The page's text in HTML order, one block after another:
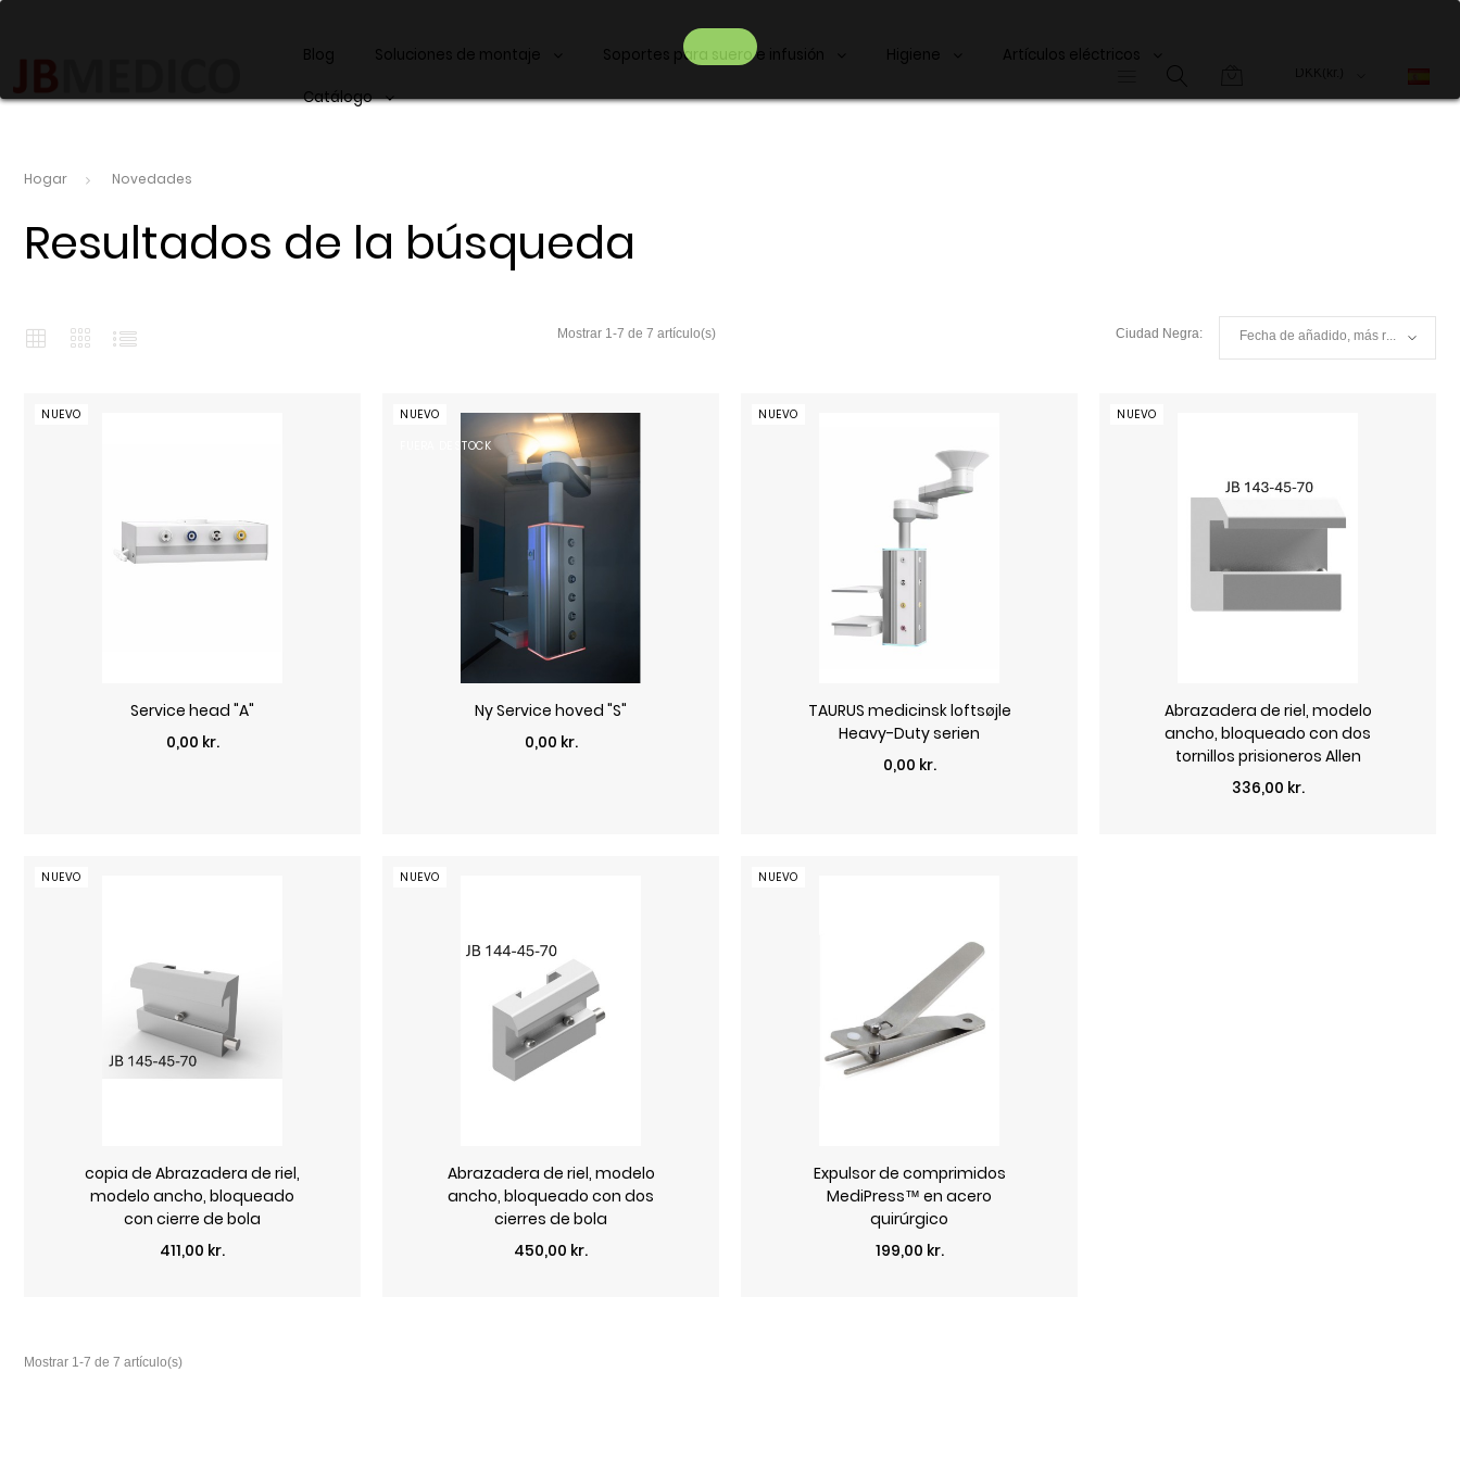
Blog Soluciones de montaje Soportes para suero e infusión Higiene Artículos eléctricos
Catálogo
Hogar Novedades
Resultados de la búsqueda
NUEVO
Service head "A"
Precio
0,00 kr.
NUEVO
FUERA DE STOCK
Ny Service hoved "S"
Precio
0,00 kr.
NUEVO
TAURUS medicinsk loftsøjle
Heavy-Duty serien
Precio
0,00 kr.
NUEVO
Abrazadera de riel, modelo
ancho, bloqueado con dos
tornillos prisioneros Allen
Precio
336,00 kr.
NUEVO
copia de Abrazadera de riel,
modelo ancho, bloqueado
con cierre de bola
Precio
411,00 kr.
NUEVO
Abrazadera de riel, modelo
ancho, bloqueado con dos
cierres de bola
Precio
450,00 kr.
NUEVO
Expulsor de comprimidos
MediPress™ en acero
quirúrgico
Precio
199,00 kr.